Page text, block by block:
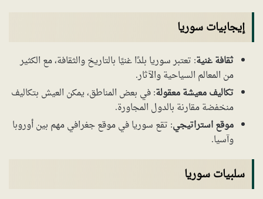
إيجابيات سوريا
ثقافة غنية: تعتبر سوريا بلدًا غنيًا بالتاريخ والثقافة، مع الكثير
من المعالم السياحية والآثار.
تكاليف معيشة معقولة: في بعض المناطق، يمكن العيش بتكاليف
منخفضة مقارنة بالدول المجاورة.
موقع استراتيجي: تقع سوريا في موقع جغرافي مهم بين أوروبا
وآسيا.
سلبيات سوريا